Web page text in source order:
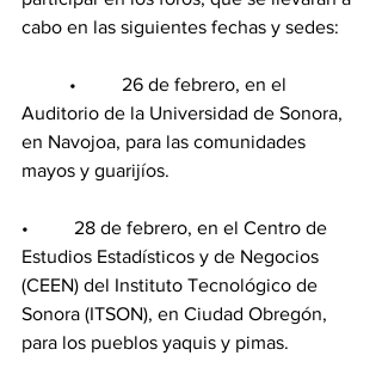
cabo en las siguientes fechas y sedes:
Auditorio de la Universidad de Sonora,
en Navojoa, para las comunidades
mayos y guarijíos.
•	 28 de febrero, en el Centro de
Estudios Estadísticos y de Negocios
(CEEN) del Instituto Tecnológico de
Sonora (ITSON), en Ciudad Obregón,
para los pueblos yaquis y pimas.